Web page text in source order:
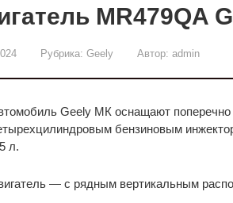
MR479QA
Рубрика: Geely Автор: admin
Geely МК оснащают
бензиновым
л.
— с рядным вертикальным